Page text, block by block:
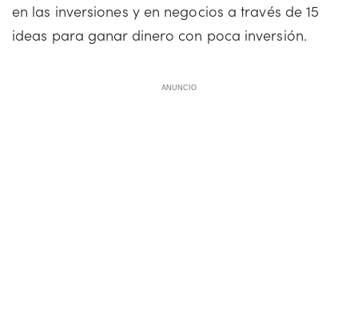
en las inversiones y en negocios a través de 15
ideas para ganar dinero con poca inversión.
ANUNCIO